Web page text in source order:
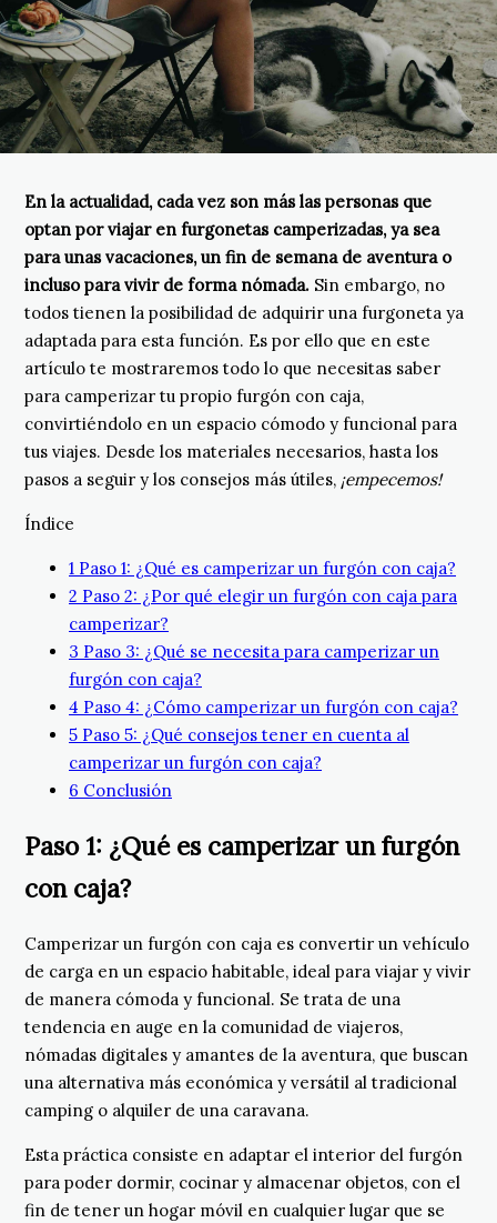
En la actualidad, cada vez son más las personas que
optan por viajar en furgonetas camperizadas, ya sea
para unas vacaciones, un fin de semana de aventura o
incluso para vivir de forma nómada. Sin embargo, no
todos tienen la posibilidad de adquirir una furgoneta ya
adaptada para esta función. Es por ello que en este
artículo te mostraremos todo lo que necesitas saber
para camperizar tu propio furgón con caja,
convirtiéndolo en un espacio cómodo y funcional para
tus viajes. Desde los materiales necesarios, hasta los
pasos a seguir y los consejos más útiles, ¡empecemos!
Índice
1 Paso 1: ¿Qué es camperizar un furgón con caja?
2 Paso 2: ¿Por qué elegir un furgón con caja para
camperizar?
3 Paso 3: ¿Qué se necesita para camperizar un
furgón con caja?
4 Paso 4: ¿Cómo camperizar un furgón con caja?
5 Paso 5: ¿Qué consejos tener en cuenta al
camperizar un furgón con caja?
6 Conclusión
Paso 1: ¿Qué es camperizar un furgón
con caja?
Camperizar un furgón con caja es convertir un vehículo
de carga en un espacio habitable, ideal para viajar y vivir
de manera cómoda y funcional. Se trata de una
tendencia en auge en la comunidad de viajeros,
nómadas digitales y amantes de la aventura, que buscan
una alternativa más económica y versátil al tradicional
camping o alquiler de una caravana.
Esta práctica consiste en adaptar el interior del furgón
para poder dormir, cocinar y almacenar objetos, con el
fin de tener un hogar móvil en cualquier lugar que se